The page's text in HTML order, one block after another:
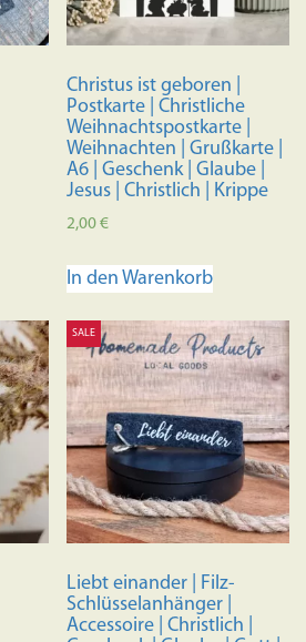
Christus ist geboren |
Postkarte | Christliche
Weihnachtspostkarte |
Weihnachten | Grußkarte |
A6 | Geschenk | Glaube |
Jesus | Christlich | Krippe
2,00€
In den Warenkorb
SALE
Liebt einander | Filz-
Schlüsselanhänger |
Accessoire | Christlich |